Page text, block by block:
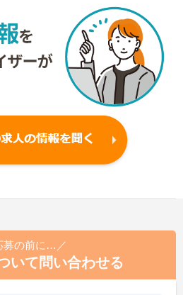
募の前に…／
いて問い合わせる